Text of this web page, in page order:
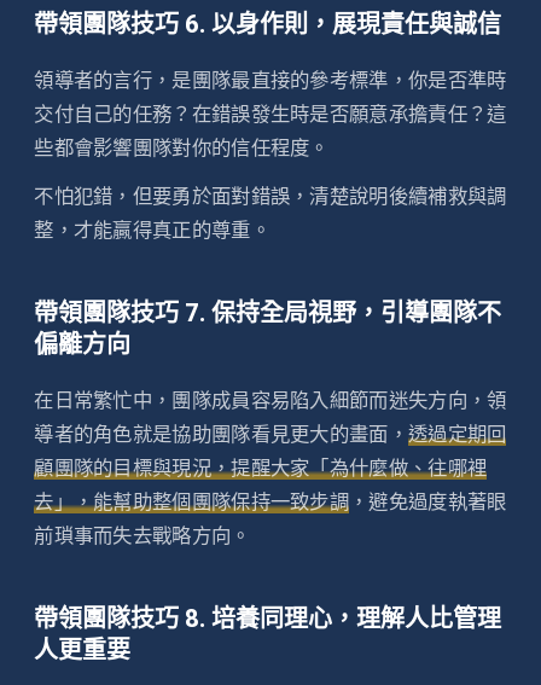
帶領團隊技巧 6. 以身作則，展現責任與誠信
領導者的言行，是團隊最直接的參考標準，你是否準時
交付自己的任務？在錯誤發生時是否願意承擔責任？這
些都會影響團隊對你的信任程度。
不怕犯錯，但要勇於面對錯誤，清楚說明後續補救與調
整，才能贏得真正的尊重。
帶領團隊技巧 7. 保持全局視野，引導團隊不
偏離方向
在日常繁忙中，團隊成員容易陷入細節而迷失方向，領
導者的角色就是協助團隊看見更大的畫面， 透過定期回
顧團隊的目標與現況，提醒大家「為什麼做、往哪裡
去」，能幫助整個團隊保持一致步調 ，避免過度執著眼
前瑣事而失去戰略方向。
帶領團隊技巧 8. 培養同理心，理解人比管理
人更重要